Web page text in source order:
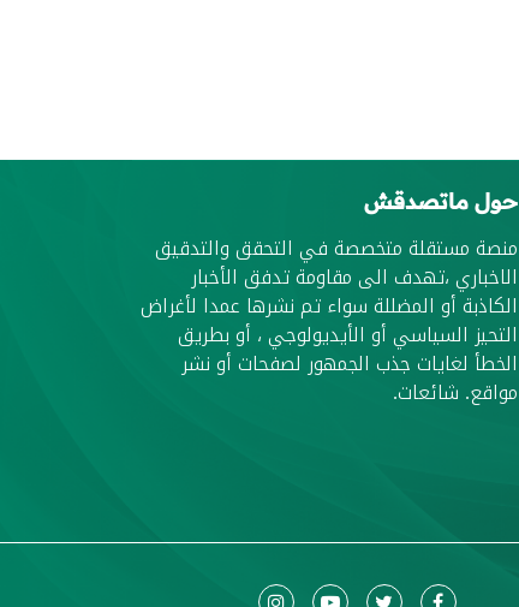
حول ماتصدقش
منصة مستقلة متخصصة في التحقق والتدقيق
الاخباري ،تهدف الى مقاومة تدفق الأخبار
الكاذبة أو المضللة سواء تم نشرها عمدا لأغراض
التحيز السياسي أو الأيديولوجي ، أو بطريق
الخطأ لغايات جذب الجمهور لصفحات أو نشر
مواقع. شائعات.